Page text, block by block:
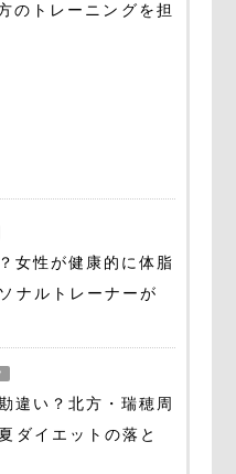
のトレーニングを担
女性が健康的に体脂
ナルトレーナーが
違い？北方・瑞穂周
ダイエットの落と